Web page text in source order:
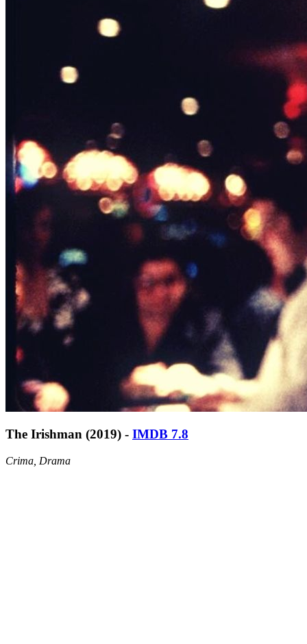
The Irishman (2019) - IMDB 7.8
Crima, Drama